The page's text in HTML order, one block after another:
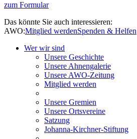
zum Formular
Das könnte Sie auch interessieren:
AWO:Mitglied werdenSpenden & Helfen
Wer wir sind
Unsere Geschichte
Unsere Ahnengalerie
Unsere AWO-Zeitung
Mitglied werden
Unsere Gremien
Unsere Ortsvereine
Satzung
Johanna-Kirchner-Stiftung